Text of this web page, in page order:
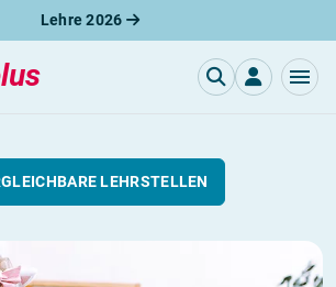
Lehre 2026
Erzieherin
LEHRSTELLEN